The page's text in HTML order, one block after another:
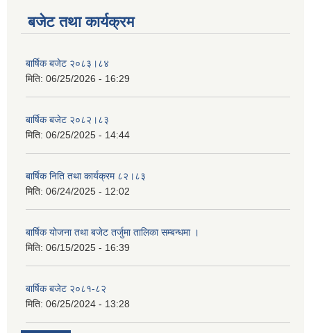
बजेट तथा कार्यक्रम
बार्षिक बजेट २०८३।८४
मिति: 06/25/2026 - 16:29
बार्षिक बजेट २०८२।८३
मिति: 06/25/2025 - 14:44
बार्षिक निति तथा कार्यक्रम ८२।८३
मिति: 06/24/2025 - 12:02
बार्षिक योजना तथा बजेट तर्जुमा तालिका सम्बन्धमा ।
मिति: 06/15/2025 - 16:39
बार्षिक बजेट २०८१-८२
मिति: 06/25/2024 - 13:28